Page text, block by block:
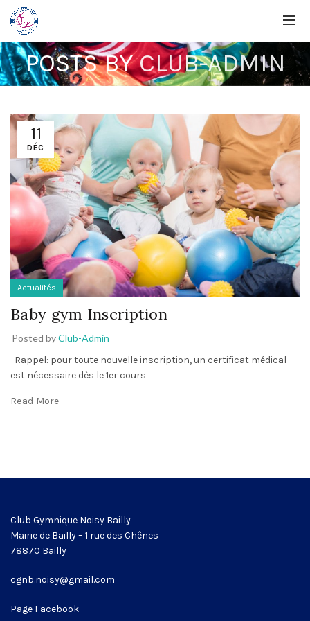
POSTS BYCLUB-ADMIN
11
DÉC
Actualités
Baby gym Inscription
Posted byClub-Admin
Rappel: pour toute nouvelle inscription, un certificat médical
est nécessaire dès le 1er cours
Read More
Club Gymnique Noisy Bailly
Mairie de Bailly – 1 rue des Chênes
78870 Bailly
cgnb.noisy@gmail.com
Page Facebook